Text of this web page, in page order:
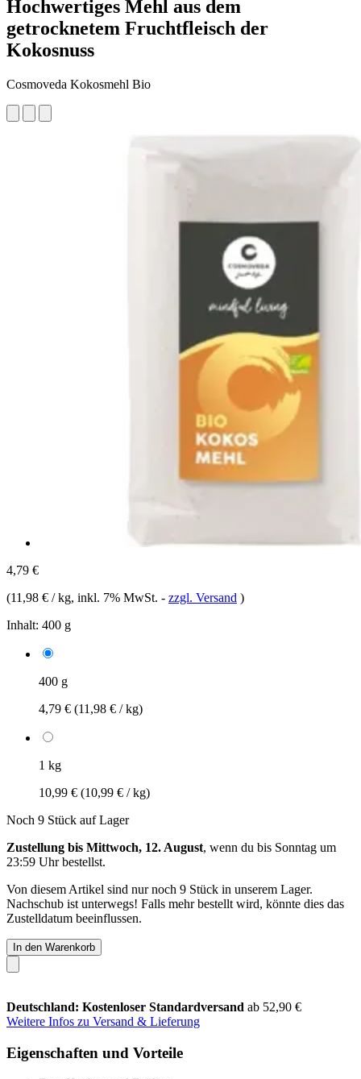
Hochwertiges Mehl aus dem
getrocknetem Fruchtfleisch der
Kokosnuss
Cosmoveda Kokosmehl Bio
4,79 €
(11,98 € / kg, inkl. 7% MwSt. - zzgl. Versand )
Inhalt: 400 g
400 g
4,79 € (11,98 € / kg)
1 kg
10,99 € (10,99 € / kg)
Noch 9 Stück auf Lager
Zustellung bis Mittwoch, 12. August, wenn du bis Sonntag um
23:59 Uhrbestellst.
Von diesem Artikel sind nur noch 9 Stück in unserem Lager.
Nachschub ist unterwegs! Falls mehr bestellt wird, könnte dies das
Zustelldatum beeinflussen.
In den Warenkorb
Deutschland: Kostenloser Standardversand ab 52,90 €
Weitere Infos zu Versand & Lieferung
Eigenschaften und Vorteile